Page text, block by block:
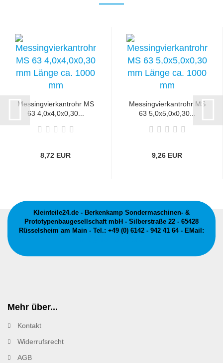
Messingvierkantrohr MS
63 4,0x4,0x0,30...
8,72 EUR
Messingvierkantrohr MS
63 5,0x5,0x0,30...
9,26 EUR
Kleinteile24.de - Berkenkamp Sondermaschinen- &
Prototypenbaugesellschaft mbH - Silberstraße 22 - 65428
Rüsselsheim am Main - Tel.: +49 (0) 6142 - 942 41 64 - EMail:
Mehr über...
Kontakt
Widerrufsrecht
AGB